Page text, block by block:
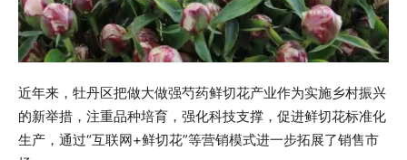
近年来，牡丹区把做大做强芍药鲜切花产业作为实施乡村振兴
的新举措，注重品种培育，强化科技支撑，促进鲜切花标准化
生产，通过“互联网+鲜切花”等营销模式进一步拓展了销售市